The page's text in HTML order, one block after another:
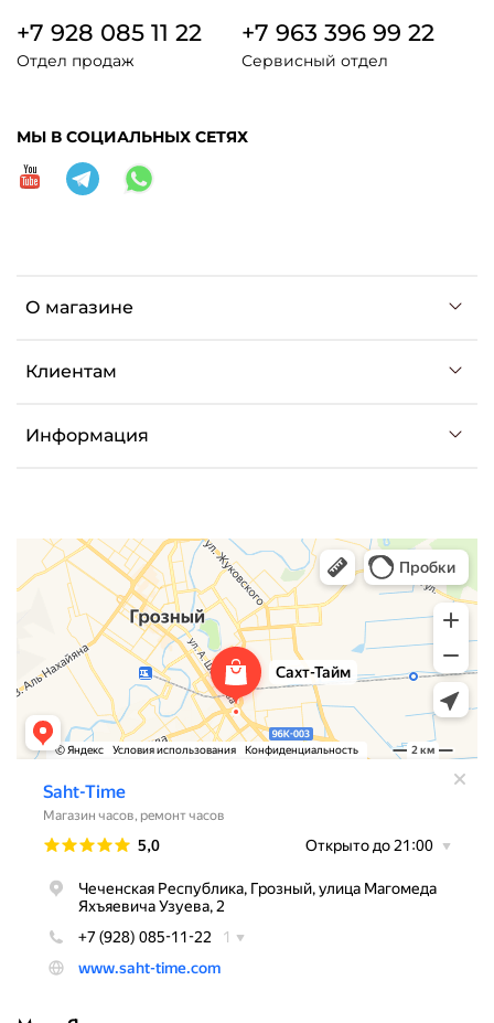
О магазине
Клиентам
Информация
+7 928 085 11 22
Отдел продаж
+7 963 396 99 22
Сервисный отдел
МЫ В СОЦИАЛЬНЫХ СЕТЯХ